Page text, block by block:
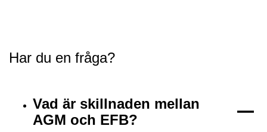
Har du en fråga?
Vad är skillnaden mellan
AGM och EFB?